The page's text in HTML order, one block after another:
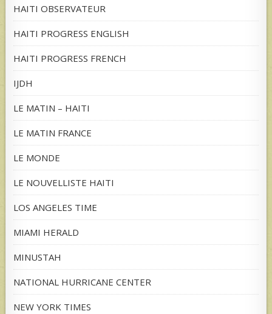
HAITI OBSERVATEUR
HAITI PROGRESS ENGLISH
HAITI PROGRESS FRENCH
IJDH
LE MATIN – HAITI
LE MATIN FRANCE
LE MONDE
LE NOUVELLISTE HAITI
LOS ANGELES TIME
MIAMI HERALD
MINUSTAH
NATIONAL HURRICANE CENTER
NEW YORK TIMES